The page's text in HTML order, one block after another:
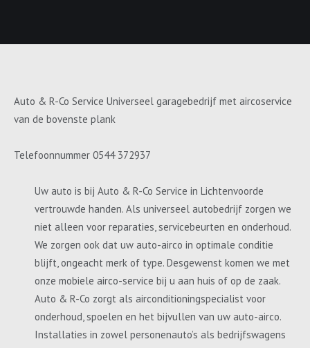
Auto & R-Co Service Universeel garagebedrijf met aircoservice
van de bovenste plank
Telefoonnummer 0544 372937
Uw auto is bij Auto & R-Co Service in Lichtenvoorde
vertrouwde handen. Als universeel autobedrijf zorgen we
niet alleen voor reparaties, servicebeurten en onderhoud.
We zorgen ook dat uw auto-airco in optimale conditie
blijft, ongeacht merk of type. Desgewenst komen we met
onze mobiele airco-service bij u aan huis of op de zaak.
Auto & R-Co zorgt als airconditioningspecialist voor
onderhoud, spoelen en het bijvullen van uw auto-airco.
Installaties in zowel personenauto’s als bedrijfswagens